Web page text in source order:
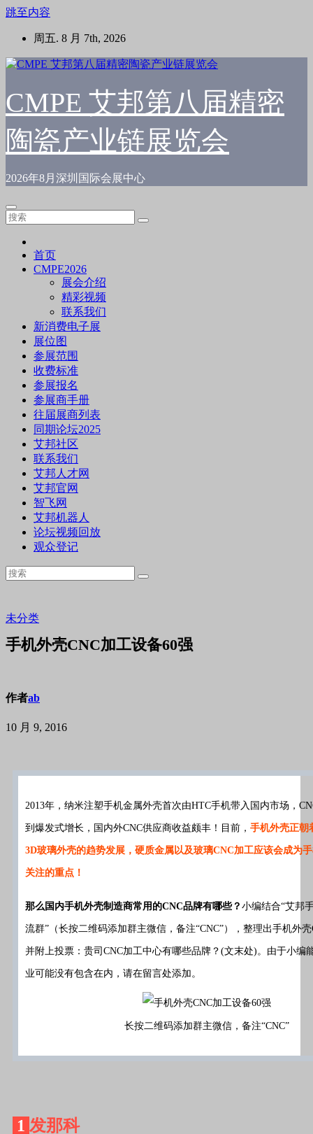
跳至内容
周五. 8 月 7th, 2026
CMPE 艾邦第八届精密
陶瓷产业链展览会
2026年8月深圳国际会展中心
首页
CMPE2026
展会介绍
精彩视频
联系我们
新消费电子展
展位图
参展范围
收费标准
参展报名
参展商手册
往届展商列表
同期论坛2025
艾邦社区
联系我们
艾邦人才网
艾邦官网
智飞网
艾邦机器人
论坛视频回放
观众登记
未分类
手机外壳CNC加工设备60强
作者ab
10 月 9, 2016
2013年，纳米注塑手机金属外壳首次由HTC手机带入国内市场，
到爆发式增长，国内外CNC供应商收益颇丰！目前， 手机外壳正朝
3D玻璃外壳的趋势发展，硬质金属以及玻璃CNC加工应该会成为
关注的重点！
那么国内手机外壳制造商常用的CNC品牌有哪些？ 小编结合“艾邦
流群”（长按二维码添加群主微信，备注“CNC”），整理出手机外壳
并附上投票：贵司 CNC加工中心有哪些品牌？ (文末处)。由于小编
业可能没有包含在内，请在留言处添加。
长按二维码添加群主微信， 备注“CNC”
1 发那科